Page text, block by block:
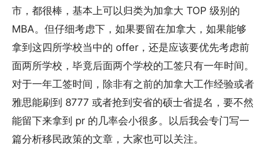
市，都很棒，基本上可以归类为加拿大 TOP 级别的
MBA。但仔细考虑下，如果要留在加拿大，如果能够
拿到这四所学校当中的 offer，还是应该要优先考虑前
面两所学校，毕竟后面两个学校的工签只有一年时间。
对于一年工签时间，除非有之前的加拿大工作经验或者
雅思能刷到 8777 或者抢到安省的硕士省提名，要不然
能留下来拿到 pr 的几率会小很多。以后我会专门写一
篇分析移民政策的文章，大家也可以关注。